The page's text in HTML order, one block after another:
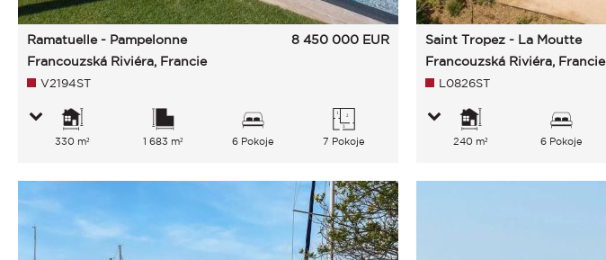
Ramatuelle - Pampelonne
Francouzská Riviéra, Francie
8 450 000 EUR
V2194ST
330 m² 1 683 m² 6 Pokoje 7 Pokoje
Saint Tropez - La Moutte
Francouzská Riviéra, Francie
L0826ST
240 m² 6 Pokoje